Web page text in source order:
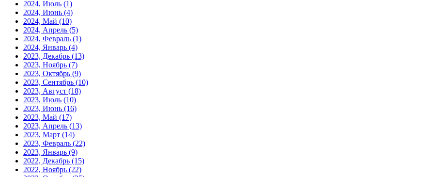
2024, Июль (1)
2024, Июнь (4)
2024, Май (10)
2024, Апрель (5)
2024, Февраль (1)
2024, Январь (4)
2023, Декабрь (13)
2023, Ноябрь (7)
2023, Октябрь (9)
2023, Сентябрь (10)
2023, Август (18)
2023, Июль (10)
2023, Июнь (16)
2023, Май (17)
2023, Апрель (13)
2023, Март (14)
2023, Февраль (22)
2023, Январь (9)
2022, Декабрь (15)
2022, Ноябрь (22)